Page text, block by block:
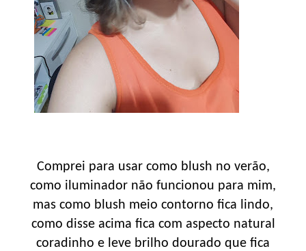
Comprei para usar como blush no verão,
como iluminador não funcionou para mim,
mas como blush meio contorno fica lindo,
como disse acima fica com aspecto natural
coradinho e leve brilho dourado que fica